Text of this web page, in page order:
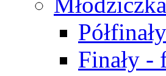
Półfinały
Finały -